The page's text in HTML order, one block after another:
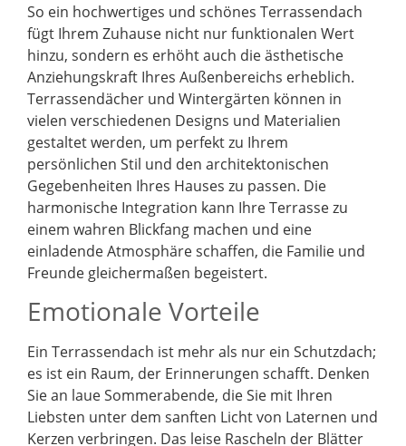
So ein hochwertiges und schönes Terrassendach
fügt Ihrem Zuhause nicht nur funktionalen Wert
hinzu, sondern es erhöht auch die ästhetische
Anziehungskraft Ihres Außenbereichs erheblich.
Terrassendächer und Wintergärten können in
vielen verschiedenen Designs und Materialien
gestaltet werden, um perfekt zu Ihrem
persönlichen Stil und den architektonischen
Gegebenheiten Ihres Hauses zu passen. Die
harmonische Integration kann Ihre Terrasse zu
einem wahren Blickfang machen und eine
einladende Atmosphäre schaffen, die Familie und
Freunde gleichermaßen begeistert.
Emotionale Vorteile
Ein Terrassendach ist mehr als nur ein Schutzdach;
es ist ein Raum, der Erinnerungen schafft. Denken
Sie an laue Sommerabende, die Sie mit Ihren
Liebsten unter dem sanften Licht von Laternen und
Kerzen verbringen. Das leise Rascheln der Blätter